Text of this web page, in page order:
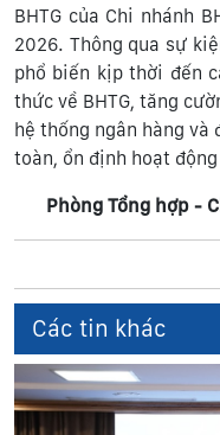
BHTG của Chi nhánh
2026. Thông qua sự
phổ biến kịp thời đến
thức về BHTG, tăng
hệ thống ngân hàng và
toàn, ổn định hoạt
Phòng Tổng hợp -
Các tin khác